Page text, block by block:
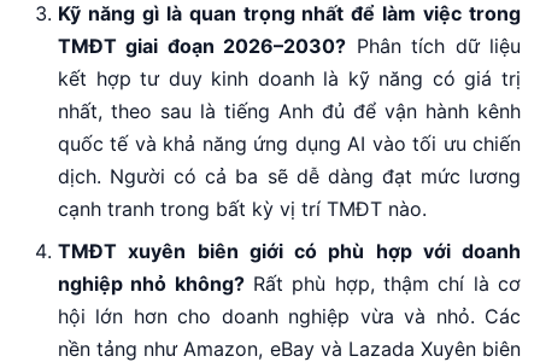
Kỹ năng gì là quan trọng nhất để làm việc trong
TMĐT giai đoạn 2026–2030? Phân tích dữ liệu
kết hợp tư duy kinh doanh là kỹ năng có giá trị
nhất, theo sau là tiếng Anh đủ để vận hành kênh
quốc tế và khả năng ứng dụng AI vào tối ưu chiến
dịch. Người có cả ba sẽ dễ dàng đạt mức lương
cạnh tranh trong bất kỳ vị trí TMĐT nào.
TMĐT xuyên biên giới có phù hợp với doanh
nghiệp nhỏ không?Rất phù hợp, thậm chí là cơ
hội lớn hơn cho doanh nghiệp vừa và nhỏ. Các
nền tảng như Amazon, eBay và Lazada Xuyên biên